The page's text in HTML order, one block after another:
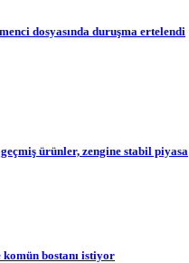
dosyasında duruşma ertelendi
ürünler, zengine stabil piyasa
bostanı istiyor